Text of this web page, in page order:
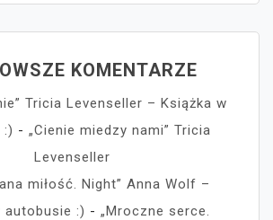
KOMENTARZE
Tricia Levenseller – Książka w
- „Cienie miedzy nami” Tricia
Levenseller
miłość. Night” Anna Wolf –
autobusie :) - „Mroczne serce.